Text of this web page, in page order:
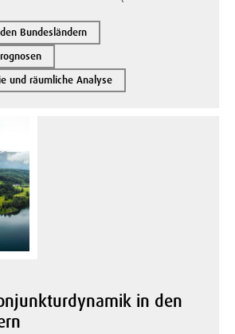
Bundesländern
und räumliche Analyse
in den